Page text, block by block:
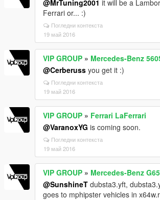
@MrTuning2001 it will be a
Ferrari or... :)
Погледни контекста
19 май 2016
VIP GROUP » Mercedes-Benz
@Cerberuss you get it :)
Погледни контекста
19 май 2016
VIP GROUP » Ferrari LaFerrari
@VaranoxYG is coming soon.
Погледни контекста
19 май 2016
VIP GROUP » Mercedes-Benz
@SunshineT dubsta3.yft,
goes to mphipster vehicles in